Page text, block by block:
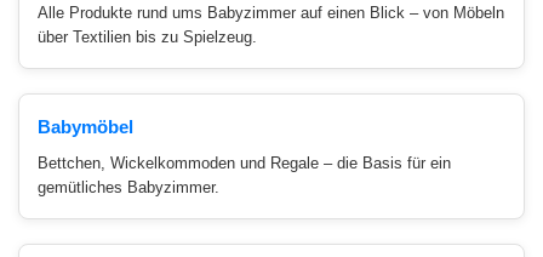
Alle Produkte rund ums Babyzimmer auf einen Blick – von Möbeln
über Textilien bis zu Spielzeug.
Babymöbel
Bettchen, Wickelkommoden und Regale – die Basis für ein
gemütliches Babyzimmer.